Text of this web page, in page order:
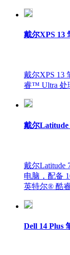
戴尔XPS 13
戴尔XPS 13
睿™ Ultra 处
戴尔Latitude
戴尔Latitude
电脑，配备
英特尔® 酷
Dell 14 Plus